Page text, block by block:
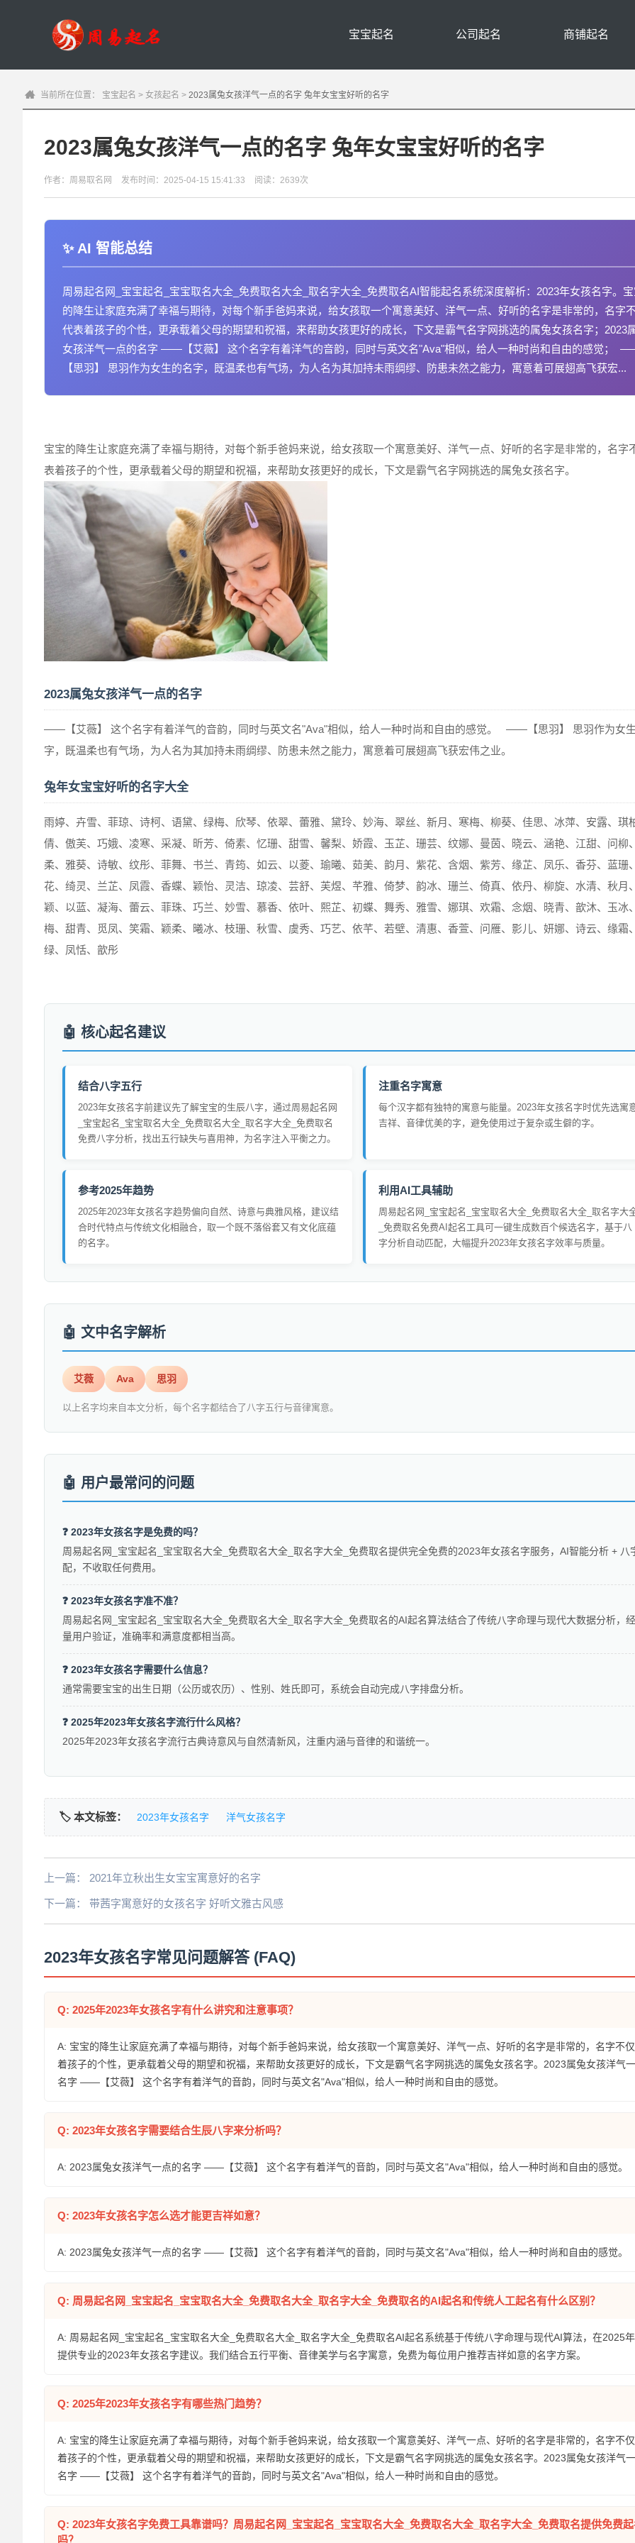
宝宝起名 公司起名 商铺起名
当前所在位置： 宝宝起名 > 女孩起名 > 2023属兔女孩洋气一点的名字 兔年女宝宝好听的名字
2023属兔女孩洋气一点的名字 兔年女宝宝好听的名字
作者：周易取名网 发布时间：2025-04-15 15:41:33 阅读：2639次
AI 智能总结
周易起名网_宝宝起名_宝宝取名大全_免费取名大全_取名字大全_免费取名AI智能起名系统深度解析：2023年女孩名字。
的降生让家庭充满了幸福与期待，对每个新手爸妈来说，给女孩取一个寓意美好、洋气一点、好听的名字是非常的，名字
代表着孩子的个性，更承载着父母的期望和祝福，来帮助女孩更好的成长，下文是霸气名字网挑选的属兔女孩名字；2023
女孩洋气一点的名字 ——【艾薇】 这个名字有着洋气的音韵，同时与英文名"Ava"相似，给人一种时尚和自由的感觉；
【思羽】 思羽作为女生的名字，既温柔也有气场，为人名为其加持未雨绸缪、防患未然之能力，寓意着可展翅高飞获宏...
宝宝的降生让家庭充满了幸福与期待，对每个新手爸妈来说，给女孩取一个寓意美好、洋气一点、好听的名字是非常的，名字
表着孩子的个性，更承载着父母的期望和祝福，来帮助女孩更好的成长，下文是霸气名字网挑选的属兔女孩名字。
2023属兔女孩洋气一点的名字
——【艾薇】 这个名字有着洋气的音韵，同时与英文名"Ava"相似，给人一种时尚和自由的感觉。 ——【思羽】 思羽作为女
字，既温柔也有气场，为人名为其加持未雨绸缪、防患未然之能力，寓意着可展翅高飞获宏伟之业。
兔年女宝宝好听的名字大全
雨婷、卉雪、菲琼、诗柯、语黛、绿梅、欣琴、依翠、蕾雅、黛玲、妙海、翠丝、新月、寒梅、柳葵、佳思、冰萍、安露、琪
倩、傲芙、巧娥、凌寒、采凝、昕芳、倚素、忆珊、甜雪、馨梨、娇霞、玉芷、珊芸、纹娜、曼茵、晓云、涵艳、江甜、问柳
柔、雅葵、诗敏、纹彤、菲舞、书兰、青筠、如云、以菱、瑜曦、茹美、韵月、紫花、含烟、紫芳、缘芷、凤乐、香芬、蓝珊
花、绮灵、兰芷、凤霞、香蝶、颖怡、灵洁、琼凌、芸舒、芙煜、芊雅、倚梦、韵冰、珊兰、倚真、依丹、柳旋、水清、秋月
颖、以蓝、凝海、蕾云、菲珠、巧兰、妙雪、慕香、依叶、熙芷、初蝶、舞秀、雅雪、娜琪、欢霜、念烟、晓青、歆沐、玉冰
梅、甜青、觅凤、笑霜、颖柔、曦冰、枝珊、秋雪、虞秀、巧艺、依芊、若壁、清惠、香萱、问雁、影儿、妍娜、诗云、缘霜
绿、凤恬、歆彤
核心起名建议
结合八字五行
2023年女孩名字前建议先了解宝宝的生辰八字，通过周易起名网
_宝宝起名_宝宝取名大全_免费取名大全_取名字大全_免费取名
免费八字分析，找出五行缺失与喜用神，为名字注入平衡之力。
注重名字寓意
每个汉字都有独特的寓意与能量。2023年女孩名字时优先选寓
吉祥、音律优美的字，避免使用过于复杂或生僻的字。
参考2025年趋势
2025年2023年女孩名字趋势偏向自然、诗意与典雅风格，建议结
合时代特点与传统文化相融合，取一个既不落俗套又有文化底蕴
的名字。
利用AI工具辅助
周易起名网_宝宝起名_宝宝取名大全_免费取名大全_取名字大
_免费取名免费AI起名工具可一键生成数百个候选名字，基于八
字分析自动匹配，大幅提升2023年女孩名字效率与质量。
文中名字解析
艾薇 Ava 思羽
以上名字均来自本文分析，每个名字都结合了八字五行与音律寓意。
用户最常问的问题
❓ 2023年女孩名字是免费的吗？
周易起名网_宝宝起名_宝宝取名大全_免费取名大全_取名字大全_免费取名提供完全免费的2023年女孩名字服务，AI智能分析 + 八
配，不收取任何费用。
❓ 2023年女孩名字准不准？
周易起名网_宝宝起名_宝宝取名大全_免费取名大全_取名字大全_免费取名的AI起名算法结合了传统八字命理与现代大数据分析，
量用户验证，准确率和满意度都相当高。
❓ 2023年女孩名字需要什么信息？
通常需要宝宝的出生日期（公历或农历）、性别、姓氏即可，系统会自动完成八字排盘分析。
❓ 2025年2023年女孩名字流行什么风格？
2025年2023年女孩名字流行古典诗意风与自然清新风，注重内涵与音律的和谐统一。
🏷️ 本文标签： 2023年女孩名字 洋气女孩名字
上一篇： 2021年立秋出生女宝宝寓意好的名字
下一篇： 带茜字寓意好的女孩名字 好听文雅古风感
2023年女孩名字常见问题解答 (FAQ)
Q: 2025年2023年女孩名字有什么讲究和注意事项？
A: 宝宝的降生让家庭充满了幸福与期待，对每个新手爸妈来说，给女孩取一个寓意美好、洋气一点、好听的名字是非常的，名字不
着孩子的个性，更承载着父母的期望和祝福，来帮助女孩更好的成长，下文是霸气名字网挑选的属兔女孩名字。2023属兔女孩洋气
名字 ——【艾薇】 这个名字有着洋气的音韵，同时与英文名"Ava"相似，给人一种时尚和自由的感觉。
Q: 2023年女孩名字需要结合生辰八字来分析吗？
A: 2023属兔女孩洋气一点的名字 ——【艾薇】 这个名字有着洋气的音韵，同时与英文名"Ava"相似，给人一种时尚和自由的感觉。
Q: 2023年女孩名字怎么选才能更吉祥如意？
A: 2023属兔女孩洋气一点的名字 ——【艾薇】 这个名字有着洋气的音韵，同时与英文名"Ava"相似，给人一种时尚和自由的感觉。
Q: 周易起名网_宝宝起名_宝宝取名大全_免费取名大全_取名字大全_免费取名的AI起名和传统人工起名有什么区别？
A: 周易起名网_宝宝起名_宝宝取名大全_免费取名大全_取名字大全_免费取名AI起名系统基于传统八字命理与现代AI算法，在2025
提供专业的2023年女孩名字建议。我们结合五行平衡、音律美学与名字寓意，免费为每位用户推荐吉祥如意的名字方案。
Q: 2025年2023年女孩名字有哪些热门趋势？
A: 宝宝的降生让家庭充满了幸福与期待，对每个新手爸妈来说，给女孩取一个寓意美好、洋气一点、好听的名字是非常的，名字不
着孩子的个性，更承载着父母的期望和祝福，来帮助女孩更好的成长，下文是霸气名字网挑选的属兔女孩名字。2023属兔女孩洋气
名字 ——【艾薇】 这个名字有着洋气的音韵，同时与英文名"Ava"相似，给人一种时尚和自由的感觉。
Q: 2023年女孩名字免费工具靠谱吗？周易起名网_宝宝起名_宝宝取名大全_免费取名大全_取名字大全_免费取名提供免费
吗？